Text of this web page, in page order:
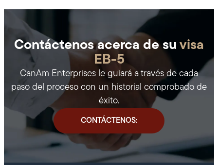
Contáctenos acerca de su visa
EB-5
CanAm Enterprises le guiará a través de cada
paso del proceso con un historial comprobado de
éxito.
CONTÁCTENOS: